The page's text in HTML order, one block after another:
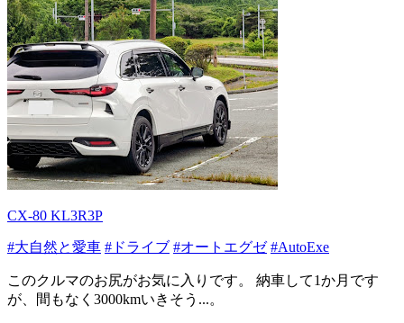
CX-80 KL3R3P
#大自然と愛車 #ドライブ #オートエグゼ #AutoExe
このクルマのお尻がお気に入りです。 納車して1か月です
が、間もなく3000kmいきそう...。